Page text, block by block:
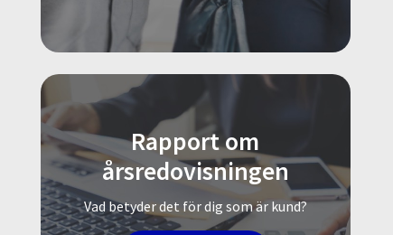
Rapport om
årsredovisningen
Vad betyder det för dig som är kund?